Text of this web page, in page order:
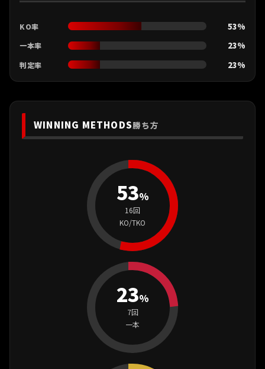
KO率 53%
一本率 23%
判定率 23%
WINNING METHODS勝ち方
53%
16回
KO/TKO
23%
7回
一本